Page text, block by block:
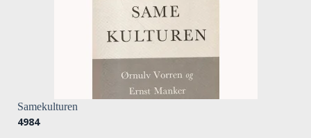
Samekulturen
4984